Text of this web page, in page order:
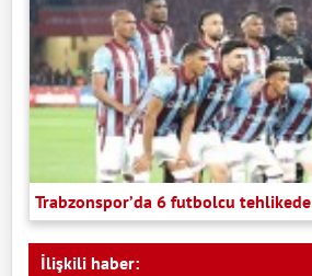
Trabzonspor’da 6 futbolcu tehlikede
İlişkili haber: